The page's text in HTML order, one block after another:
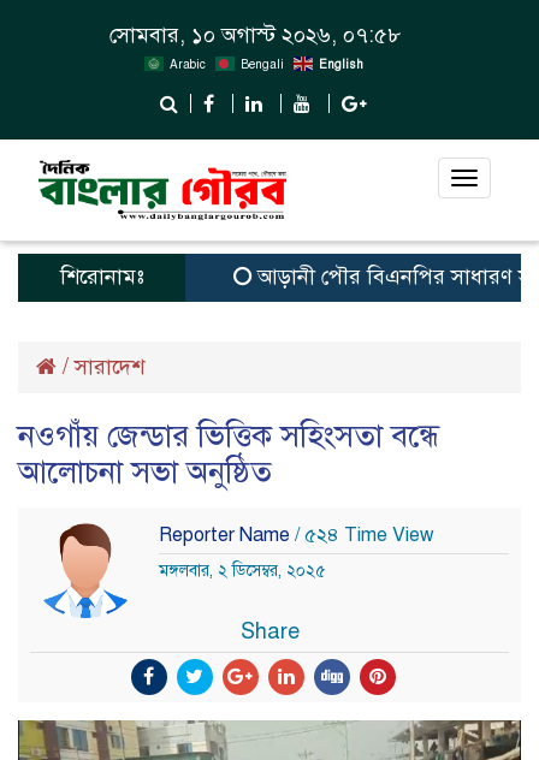
সোমবার, ১০ অগাস্ট ২০২৬, ০৭:৫৮
Arabic Bengali English
Toggle
শিরোনামঃ আড়ানী পৌর বিএনপির সাধারণ
/সারাদেশ
নওগাঁয় জেন্ডার ভিত্তিক সহিংসতা বন্ধে
আলোচনা সভা অনুষ্ঠিত
Reporter Name / ৫২৪ Time View
মঙ্গলবার, ২ ডিসেম্বর, ২০২৫
Share